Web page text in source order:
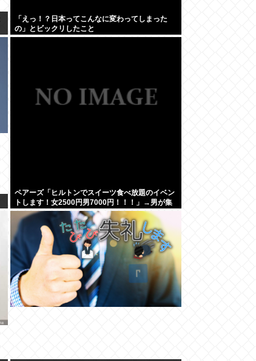
「えっ！？日本ってこんなに変わってしまった
の」とビックリしたこと
ペアーズ「ヒルトンでスイーツ食べ放題のイベン
トします！女2500円男7000円！！！」→男が集
まらないと話題に